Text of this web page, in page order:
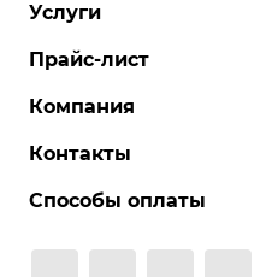
Услуги
Прайс-лист
Компания
Контакты
Способы оплаты